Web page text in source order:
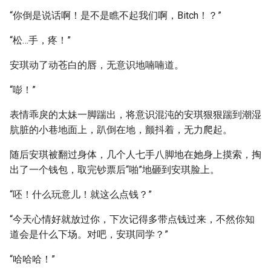
“你倒是说话啊！是不是瞧不起我们啊，Bitch！？”
“松…手，疼！”
安琪动了动苍白的唇，无意识地喃喃道。
“嘭！”
表情乖戾的太妹一脚踹出，将意识混沌的安琪狠狠踹到潮湿
肮脏的小巷地面上，趴倒在地，颤抖着，无力爬起。
随后安琪被翻过身体，几个人七手八脚地在她身上摸索，掏
出了一个钱包，取完钞票后“啪”地砸到安琪脸上。
“呸！什么玩意儿！就这么点钱？”
“今天心情好就放过你，下次记得多带点钱过来，不然你知
道会是什么下场。对吧，安琪同学？”
“哈哈哈！”